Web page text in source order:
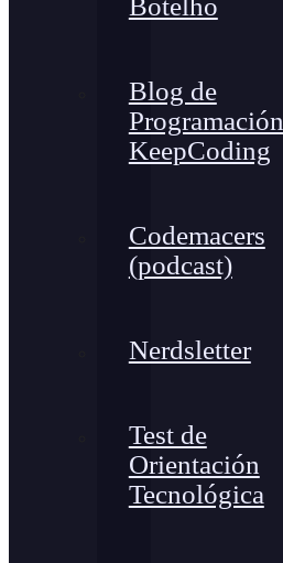
Botelho
Blog de
Programación
KeepCoding
Codemacers
(podcast)
Nerdsletter
Test de
Orientación
Tecnológica